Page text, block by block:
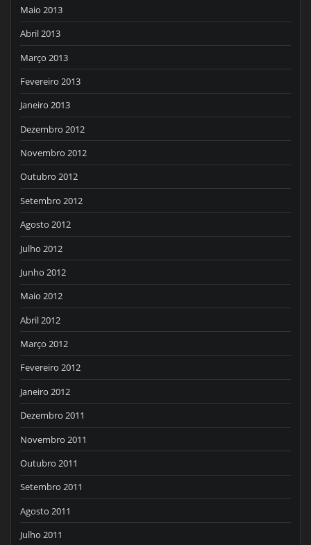
Maio 2013
Abril 2013
Março 2013
Fevereiro 2013
Janeiro 2013
Dezembro 2012
Novembro 2012
Outubro 2012
Setembro 2012
Agosto 2012
Julho 2012
Junho 2012
Maio 2012
Abril 2012
Março 2012
Fevereiro 2012
Janeiro 2012
Dezembro 2011
Novembro 2011
Outubro 2011
Setembro 2011
Agosto 2011
Julho 2011